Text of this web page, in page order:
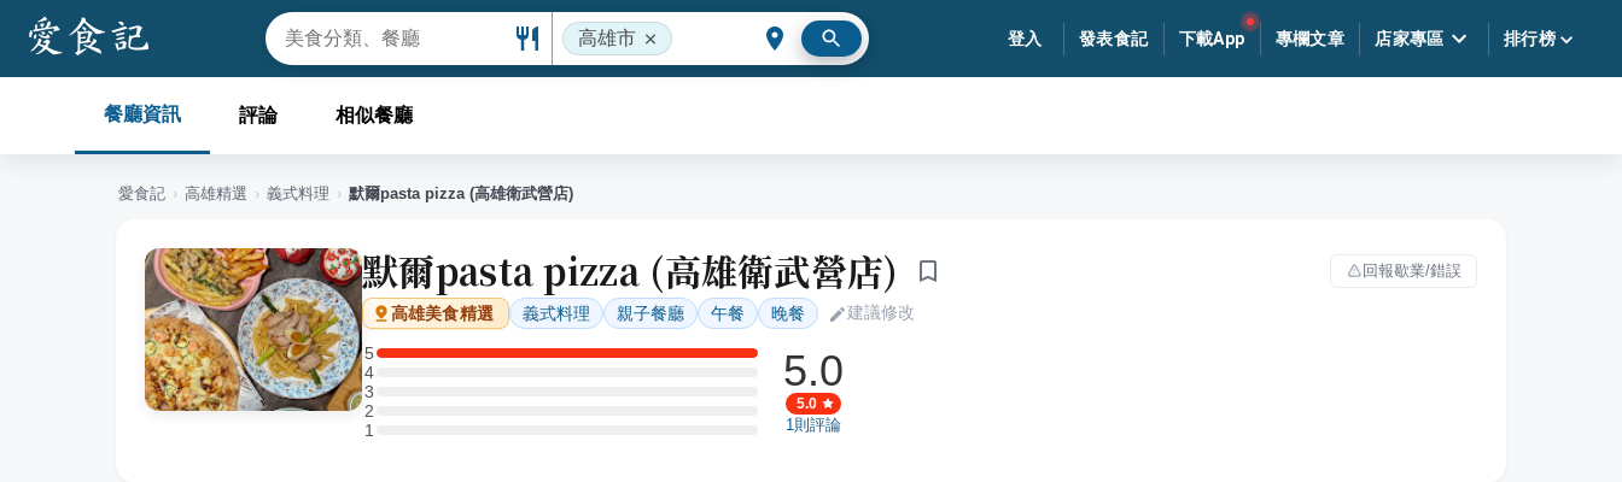
高雄市 登入 發表食記 下載App 專欄文章 店家專區 排行榜
餐廳資訊 評論 相似餐廳
愛食記 › 高雄精選 › 義式料理 › 默爾pasta pizza (高雄衛武營店)
默爾pasta pizza (高雄衛武營店) 回報歇業/錯誤
高雄美食精選 義式料理 親子餐廳 午餐 晚餐 建議修改
5
5 星：1 則評論
4
4 星：0 則評論
3
3 星：0 則評論
2
2 星：0 則評論
11 星：0 則評論
5.0
5.0
1則評論